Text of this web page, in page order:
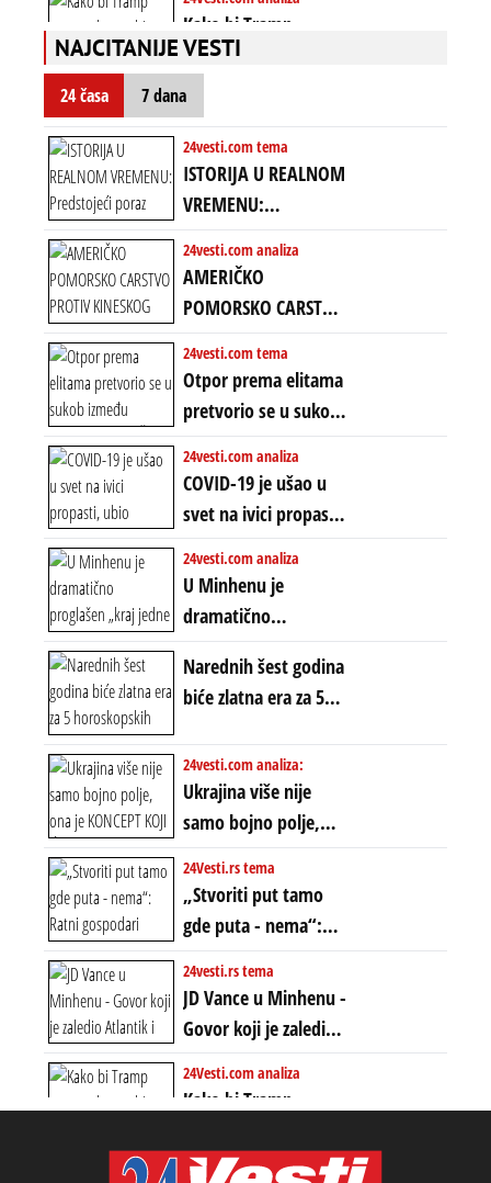
nebitni kao Zelenski
šokirao Evropu (ceo
transkript)
Kako bi Tramp
mogao da ugrabi
TREĆI MANDAT -
uprkos 22.
amandmanu
NAJCITANIJE VESTI
24 časa 7 dana
24vesti.com tema
ISTORIJA U REALNOM
VREMENU:
Predstojeći poraz
Amerike u Iranu
uvodi eru
energetskog haosa,
finansijskih
previranja i kolapsa
starog poretka
24vesti.com analiza
AMERIČKO
POMORSKO CARSTVO
PROTIV KINESKOG
KOPNENOG SVETA:
Rat u Iranu je rat za
globalne preferencije
24vesti.com tema
Otpor prema elitama
pretvorio se u sukob
između običnih ljudi:
ZAŠTO SE DEŠAVA
EKSTREMNA
POLARIZACIJA?
24vesti.com analiza
COVID-19 je ušao u
svet na ivici propasti,
ubio milione, ali je
spasao sistem
24vesti.com analiza
U Minhenu je
dramatično
proglašen „kraj jedne
ere“, ali sa
dvostrukom
neistinom: forma te
ere završila se na
istom mestu, ali
prošle godine
Narednih šest godina
biće zlatna era za 5
znakova: Stiže lavina
novca i bogatstva
24vesti.com analiza:
Ukrajina više nije
samo bojno polje,
ona je KONCEPT KOJI
ĆE RASPASTI CEO
ZAPADNI SVET
24Vesti.rs tema
„Stvoriti put tamo
gde puta - nema“:
Ratni gospodari
plaču za starim
poretkom... Bez
ikakve realpolitike u
njima, oni su sada
nebitni kao Zelenski
24vesti.rs tema
JD Vance u Minhenu -
Govor koji je zaledio
Atlantik i duboko
šokirao Evropu (ceo
24Vesti.com analiza
Kako bi Tramp
TREĆI MANDAT -